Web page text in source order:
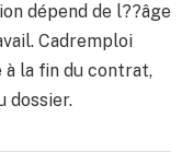
dépend de l??âge
Cadremploi
à la fin du contrat,
dossier.